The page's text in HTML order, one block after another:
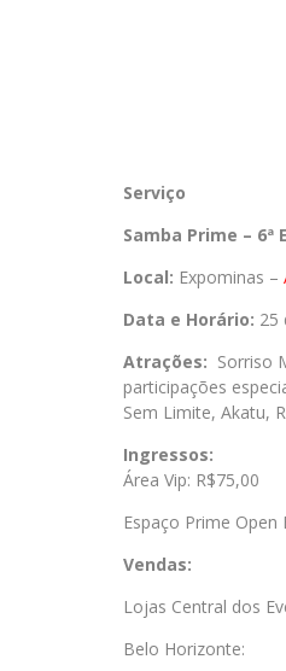
Serviço
Samba Prime – 6ª
Local: Expominas –
Data e Horário: 25
Atrações: Sorriso
participações
Sem Limite, Akatu,
Ingressos:
Área Vip: R$75,00
Espaço Prime Open
Vendas:
Lojas Central dos
Belo Horizonte: